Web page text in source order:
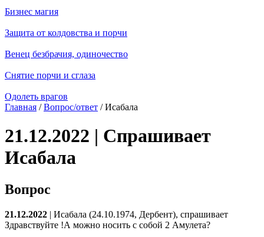
Бизнес магия
Защита от колдовства и порчи
Венец безбрачия, одиночество
Снятие порчи и сглаза
Одолеть врагов
Главная /Вопрос/ответ / Исабала
21.12.2022 | Спрашивает
Исабала
Вопрос
21.12.2022 | Исабала (24.10.1974, Дербент), спрашивает
Здравствуйте !А можно носить с собой 2 Амулета?